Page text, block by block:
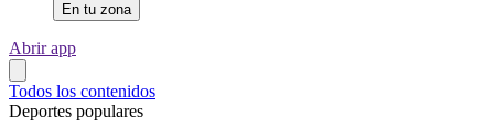
En tu zona
Abrir app
Todos los contenidos
Deportes populares